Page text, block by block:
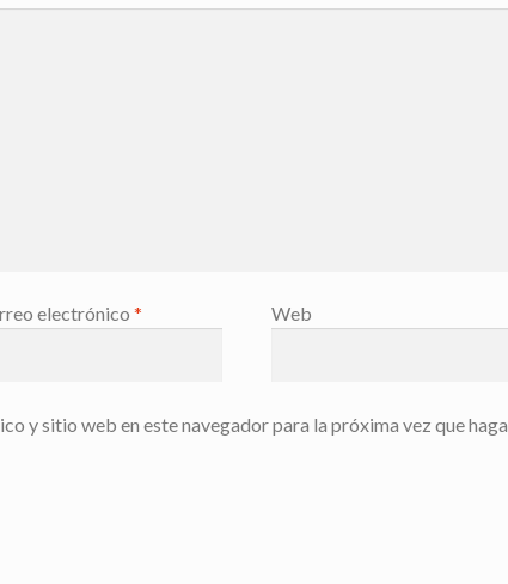
electrónico* Web
y sitio web en este navegador para la próxima vez que haga